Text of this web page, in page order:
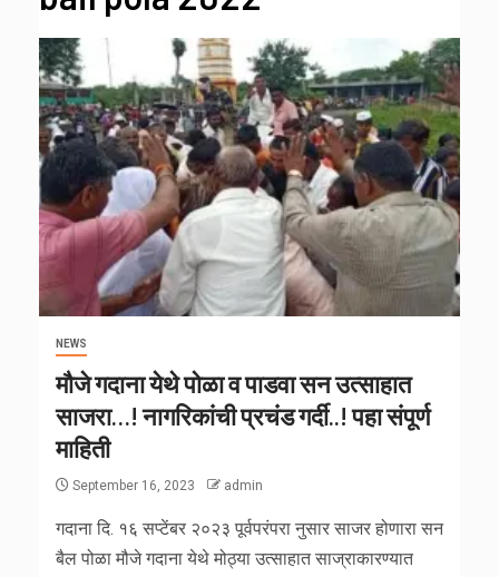
NEWS
मौजे गदाना येथे पोळा व पाडवा सन उत्साहात
साजरा…! नागरिकांची प्रचंड गर्दी..! पहा संपूर्ण
माहिती
September 16, 2023 admin
गदाना दि. १६ सप्टेंबर २०२३ पूर्वपरंपरा नुसार साजर होणारा सन
बैल पोळा मौजे गदाना येथे मोठ्या उत्साहात साज्राकारण्यात